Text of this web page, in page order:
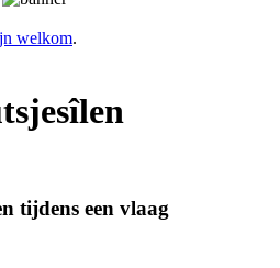
welkom.
tijdens een vlaag